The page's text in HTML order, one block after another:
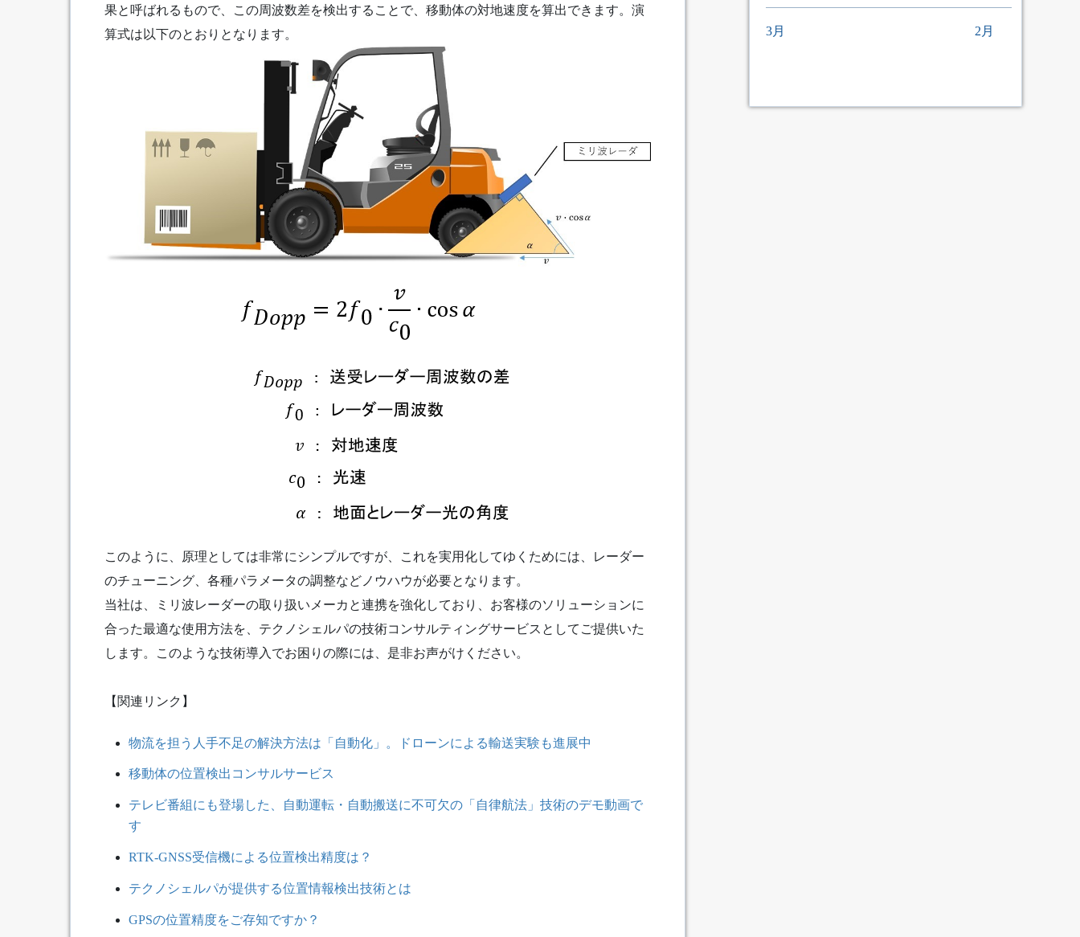
果と呼ばれるもので、この周波数差を検出することで、移動体の対地速度を算出できます。演
算式は以下のとおりとなります。
このように、原理としては非常にシンプルですが、これを実用化してゆくためには、レーダー
のチューニング、各種パラメータの調整などノウハウが必要となります。
当社は、ミリ波レーダーの取り扱いメーカと連携を強化しており、お客様のソリューションに
合った最適な使用方法を、テクノシェルパの技術コンサルティングサービスとしてご提供いた
します。このような技術導入でお困りの際には、是非お声がけください。
【関連リンク】
物流を担う人手不足の解決方法は「自動化」。ドローンによる輸送実験も進展中
移動体の位置検出コンサルサービス
テレビ番組にも登場した、自動運転・自動搬送に不可欠の「自律航法」技術のデモ動画で
す
RTK-GNSS受信機による位置検出精度は？
テクノシェルパが提供する位置情報検出技術とは
GPSの位置精度をご存知ですか？
3月 2月